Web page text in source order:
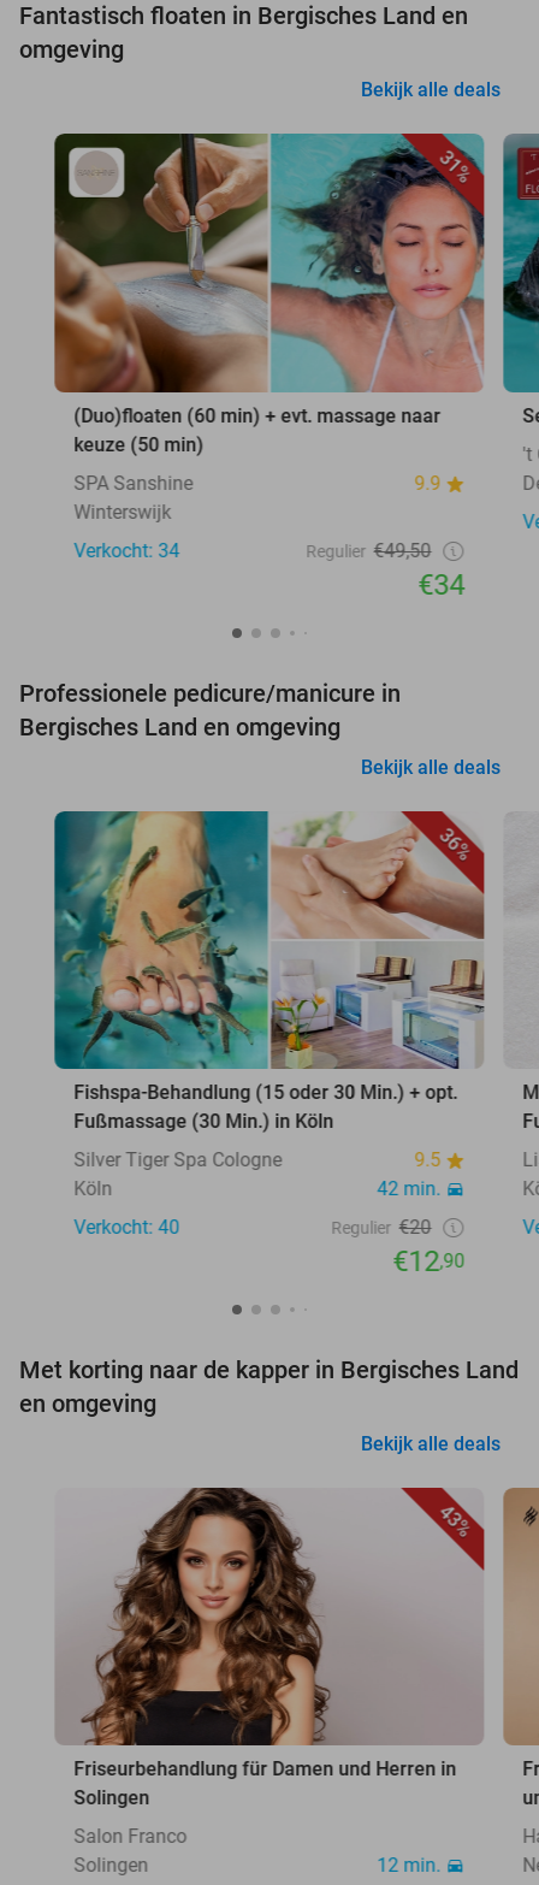
Fantastisch floaten in Bergisches Land en
omgeving
Bekijk alle deals
31%
(Duo)floaten (60 min) + evt. massage naar
keuze (50 min)
SPA Sanshine
9.9
Winterswijk
Verkocht: 34
Regulier €49,50
€34
't
Professionele pedicure/manicure in
Bergisches Land en omgeving
Bekijk alle deals
36%
Fishspa-Behandlung (15 oder 30 Min.) + opt.
Fußmassage (30 Min.) in Köln
Silver Tiger Spa Cologne
9.5
Köln
42 min.
Verkocht: 40
Regulier €20
€12,90
Met korting naar de kapper in Bergisches Land
en omgeving
Bekijk alle deals
43%
Friseurbehandlung für Damen und Herren in
Solingen
Salon Franco
Solingen
12 min.